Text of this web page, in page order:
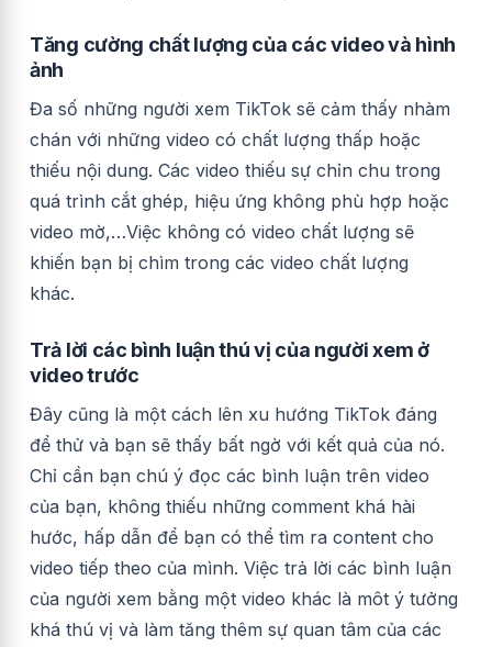
Tăng cường chất lượng của các video và hình
ảnh
Đa số những người xem TikTok sẽ cảm thấy nhàm
chán với những video có chất lượng thấp hoặc
thiếu nội dung. Các video thiếu sự chỉn chu trong
quá trình cắt ghép, hiệu ứng không phù hợp hoặc
video mờ,…Việc không có video chất lượng sẽ
khiến bạn bị chìm trong các video chất lượng
khác.
Trả lời các bình luận thú vị của người xem ở
video trước
Đây cũng là một cách lên xu hướng TikTok đáng
để thử và bạn sẽ thấy bất ngờ với kết quả của nó.
Chỉ cần bạn chú ý đọc các bình luận trên video
của bạn, không thiếu những comment khá hài
hước, hấp dẫn để bạn có thể tìm ra content cho
video tiếp theo của mình. Việc trả lời các bình luận
của người xem bằng một video khác là môt ý tưởng
khá thú vị và làm tăng thêm sự quan tâm của các